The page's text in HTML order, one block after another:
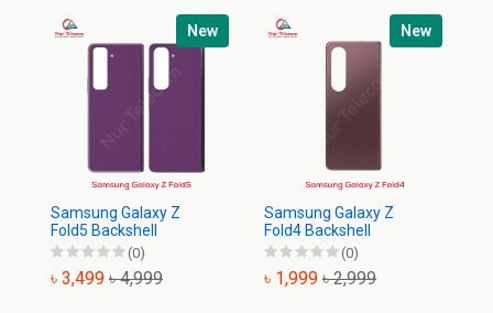
New
Samsung Galaxy Z
Fold5 Backshell
(0)
৳ 3,499 ৳ 4,999
New
Samsung Galaxy Z
Fold4 Backshell
(0)
৳ 1,999 ৳ 2,999